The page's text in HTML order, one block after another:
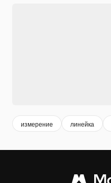
измерение линейка